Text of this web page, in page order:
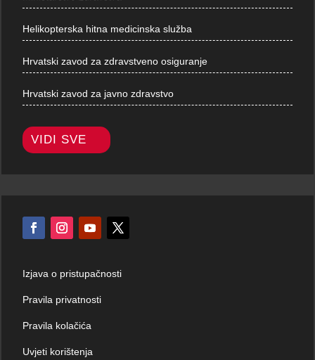
Helikopterska hitna medicinska služba
Hrvatski zavod za zdravstveno osiguranje
Hrvatski zavod za javno zdravstvo
VIDI SVE
Izjava o pristupačnosti
Pravila privatnosti
Pravila kolačića
Uvjeti korištenja